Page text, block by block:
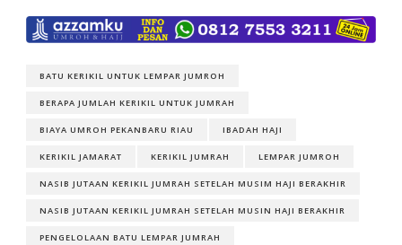
BATU KERIKIL UNTUK LEMPAR JUMROH
BERAPA JUMLAH KERIKIL UNTUK JUMRAH
BIAYA UMROH PEKANBARU RIAU IBADAH HAJI
KERIKIL JAMARAT KERIKIL JUMRAH LEMPAR JUMROH
NASIB JUTAAN KERIKIL JUMRAH SETELAH MUSIM HAJI BERAKHIR
NASIB JUTAAN KERIKIL JUMRAH SETELAH MUSIN HAJI BERAKHIR
PENGELOLAAN BATU LEMPAR JUMRAH